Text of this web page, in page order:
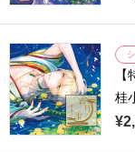
桂